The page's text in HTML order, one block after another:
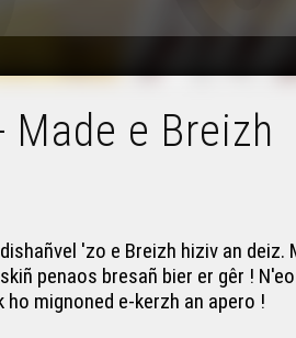
Made e Breizh
'zo e Breizh hiziv an
penaos bresañ bier er gêr !
mignoned e-kerzh an apero !